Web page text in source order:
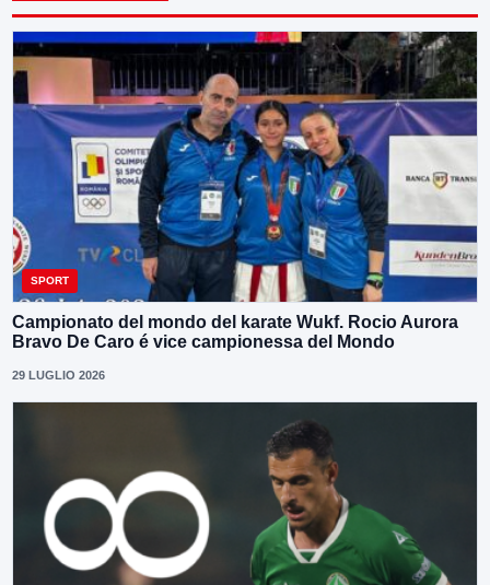
SPORT
Campionato del mondo del karate Wukf. Rocio Aurora
Bravo De Caro é vice campionessa del Mondo
29 LUGLIO 2026